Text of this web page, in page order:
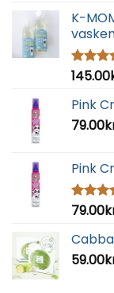
K-
Vurdert
145.00
Pink
79.00
Pink
Vurdert
79.00
59.00